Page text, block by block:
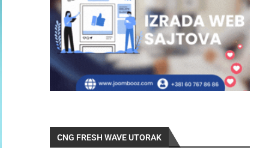
CNG FRESH WAVE UTORAK